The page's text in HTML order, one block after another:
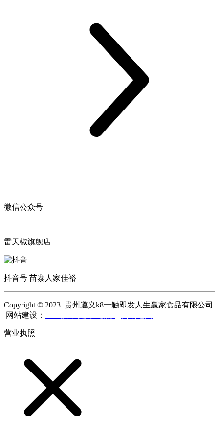
微信公众号
雷天椒旗舰店
抖音号 苗寨人家佳裕
Copyright © 2023 贵州遵义k8一触即发人生赢家食品有限公司
网站建设：
营业执照